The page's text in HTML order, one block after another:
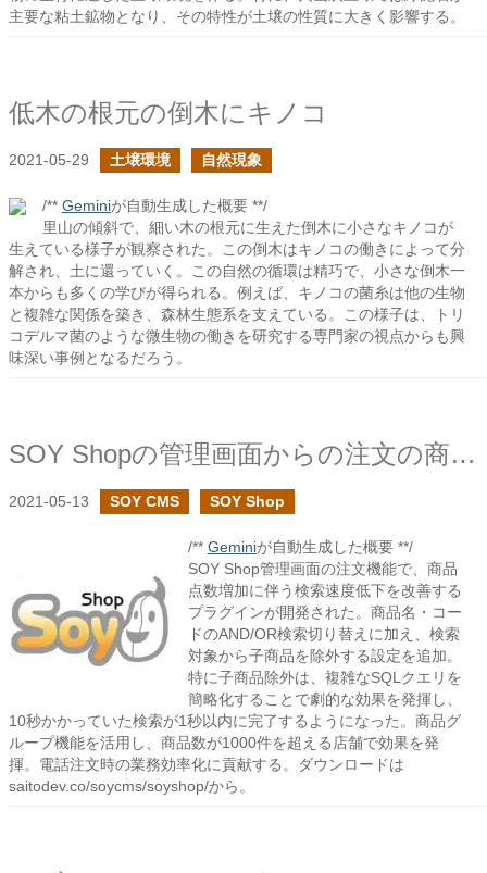
主要な粘土鉱物となり、その特性が土壌の性質に大きく影響する。
低木の根元の倒木にキノコ
2021-05-29 土壌環境 自然現象
/** Geminiが自動生成した概要 **/
里山の傾斜で、細い木の根元に生えた倒木に小さなキノコが
生えている様子が観察された。この倒木はキノコの働きによって分
解され、土に還っていく。この自然の循環は精巧で、小さな倒木一
本からも多くの学びが得られる。例えば、キノコの菌糸は他の生物
と複雑な関係を築き、森林生態系を支えている。この様子は、トリ
コデルマ菌のような微生物の働きを研究する専門家の視点からも興
味深い事例となるだろう。
SOY Shopの管理画面からの注文の商品検索の高速化に挑戦
2021-05-13 SOY CMS SOY Shop
/** Geminiが自動生成した概要 **/
SOY Shop管理画面の注文機能で、商品
点数増加に伴う検索速度低下を改善する
プラグインが開発された。商品名・コー
ドのAND/OR検索切り替えに加え、検索
対象から子商品を除外する設定を追加。
特に子商品除外は、複雑なSQLクエリを
簡略化することで劇的な効果を発揮し、
10秒かかっていた検索が1秒以内に完了するようになった。商品グ
ループ機能を活用し、商品数が1000件を超える店舗で効果を発
揮。電話注文時の業務効率化に貢献する。ダウンロードは
saitodev.co/soycms/soyshop/から。